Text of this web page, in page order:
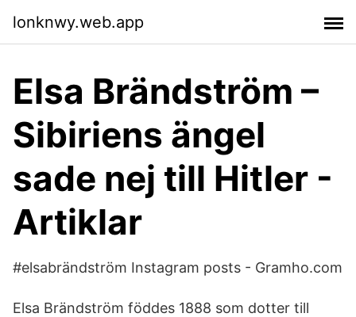
lonknwy.web.app
Elsa Brändström –
Sibiriens ängel
sade nej till Hitler -
Artiklar
#elsabrändström Instagram posts - Gramho.com
Elsa Brändström föddes 1888 som dotter till